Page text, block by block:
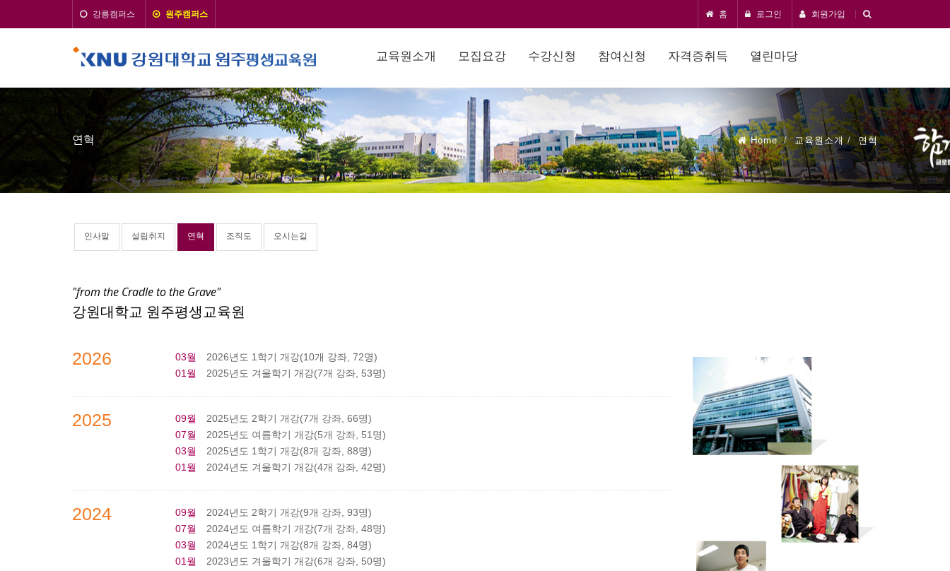
강릉캠퍼스 원주캠퍼스 홈 로그인 회원가입
교육원소개 모집요강 수강신청 참여신청 자격증취득 열린마당
연혁 Home 교육원소개 연혁
인사말 설립취지 연혁 조직도 오시는길
"from the Cradle to the Grave"
강원대학교 원주평생교육원
2026 03월
2026년도 1학기 개강(10개 강좌, 72명)
01월
2025년도 겨울학기 개강(7개 강좌, 53명)
2025 09월
2025년도 2학기 개강(7개 강좌, 66명)
07월
2025년도 여름학기 개강(5개 강좌, 51명)
03월
2025년도 1학기 개강(8개 강좌, 88명)
01월
2024년도 겨울학기 개강(4개 강좌, 42명)
2024 09월
2024년도 2학기 개강(9개 강좌, 93명)
07월
2024년도 여름학기 개강(7개 강좌, 48명)
03월
2024년도 1학기 개강(8개 강좌, 84명)
01월
2023년도 겨울학기 개강(6개 강좌, 50명)